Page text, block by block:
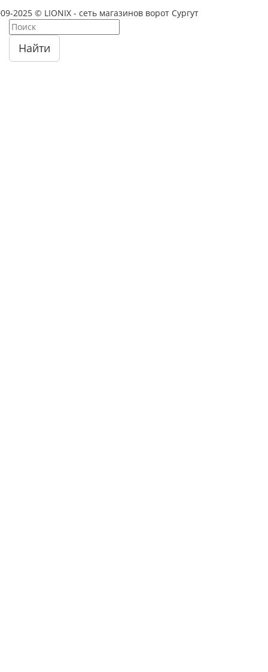
2025 © LIONIX - сеть магазинов ворот Сургут
Найти